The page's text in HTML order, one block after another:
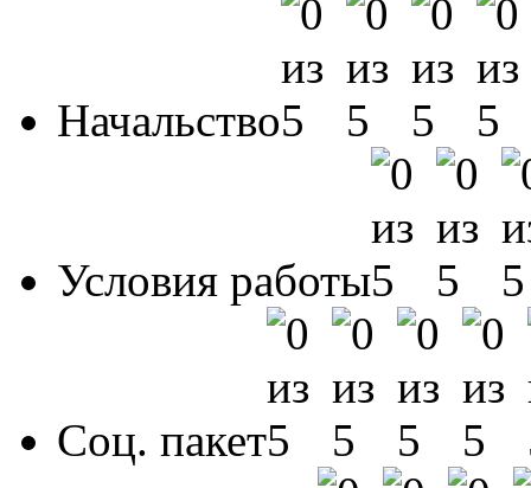
Начальство
Условия работы
Соц. пакет